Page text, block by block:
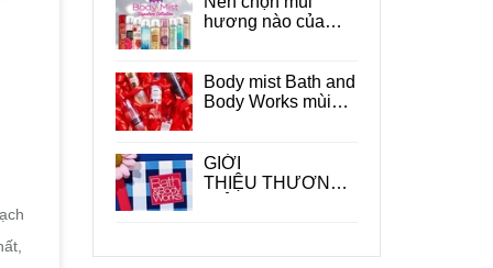
hương nào của
Body mist Bath and
Body Works mùi
GIỚI
THIỆU THƯƠNG